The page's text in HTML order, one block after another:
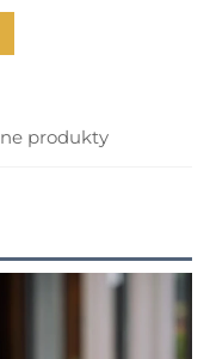
produkty